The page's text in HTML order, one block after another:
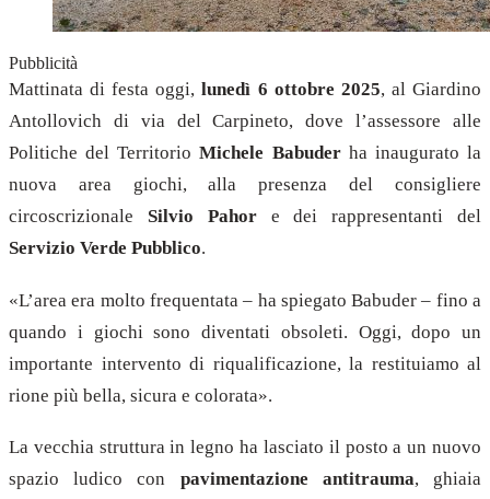
Pubblicità
Mattinata di festa oggi,lunedì 6 ottobre 2025, al Giardino
Antollovich di via del Carpineto, dove l’assessore alle
Politiche del TerritorioMichele Babuderha inaugurato la
nuova area giochi, alla presenza del consigliere
circoscrizionale Silvio Pahore dei rappresentanti del
Servizio Verde Pubblico.
«L’area era molto frequentata – ha spiegato Babuder – fino a
quando i giochi sono diventati obsoleti. Oggi, dopo un
importante intervento di riqualificazione, la restituiamo al
rione più bella, sicura e colorata».
La vecchia struttura in legno ha lasciato il posto a un nuovo
spazio ludico con pavimentazione antitrauma, ghiaia